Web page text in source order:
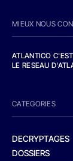
MIEUX NOUS
ATLANTICO
LE RESEAU
CATEGORIES
DECRYPTAGES
DOSSIERS